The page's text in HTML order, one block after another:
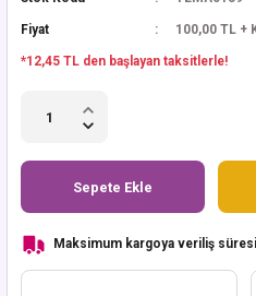
Fiyat 100,00 TL +
*12,45 TL den başlayan taksitlerle!
Sepete Ekle
Maksimum kargoya veriliş